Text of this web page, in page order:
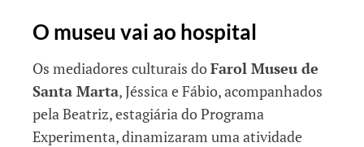
O museu vai ao hospital
Os mediadores culturais doFarol Museu de
Santa Marta, Jéssica e Fábio, acompanhados
pela Beatriz, estagiária do Programa
Experimenta, dinamizaram uma atividade